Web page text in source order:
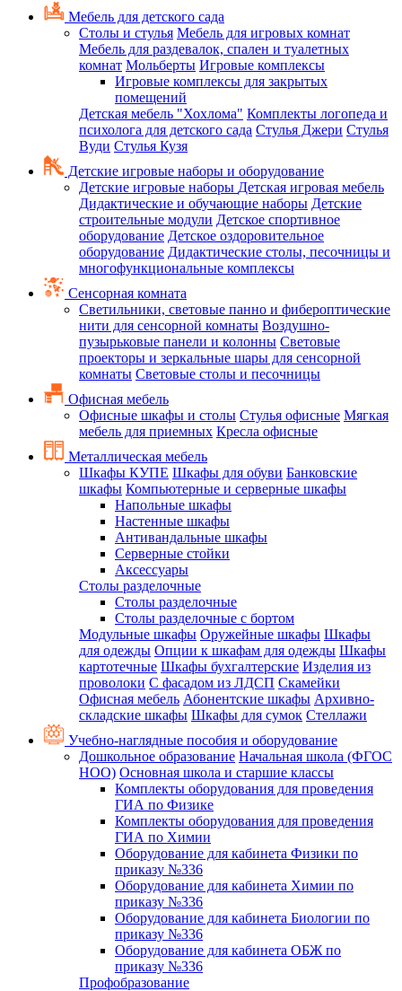
Мебель для детского сада
Столы и стулья Мебель для игровых комнат
Мебель для раздевалок, спален и туалетных
комнат Мольберты Игровые комплексы
Игровые комплексы для закрытых
помещений
Детская мебель "Хохлома" Комплекты логопеда и
психолога для детского сада Стулья Джери Стулья
Вуди Стулья Кузя
Детские игровые наборы и оборудование
Детские игровые наборы Детская игровая мебель
Дидактические и обучающие наборы Детские
строительные модули Детское спортивное
оборудование Детское оздоровительное
оборудование Дидактические столы, песочницы и
многофункциональные комплексы
Сенсорная комната
Светильники, световые панно и фибероптические
нити для сенсорной комнаты Воздушно-
пузырьковые панели и колонны Световые
проекторы и зеркальные шары для сенсорной
комнаты Световые столы и песочницы
Офисная мебель
Офисные шкафы и столы Стулья офисные Мягкая
мебель для приемных Кресла офисные
Металлическая мебель
Шкафы КУПЕ Шкафы для обуви Банковские
шкафы Компьютерные и серверные шкафы
Напольные шкафы
Настенные шкафы
Антивандальные шкафы
Серверные стойки
Аксессуары
Столы разделочные
Столы разделочные
Столы разделочные с бортом
Модульные шкафы Оружейные шкафы Шкафы
для одежды Опции к шкафам для одежды Шкафы
картотечные Шкафы бухгалтерские Изделия из
проволоки С фасадом из ЛДСП Скамейки
Офисная мебель Абонентские шкафы Архивно-
складские шкафы Шкафы для сумок Стеллажи
Учебно-наглядные пособия и оборудование
Дошкольное образование Начальная школа (ФГОС
НОО) Основная школа и старшие классы
Комплекты оборудования для проведения
ГИА по Физике
Комплекты оборудования для проведения
ГИА по Химии
Оборудование для кабинета Физики по
приказу №336
Оборудование для кабинета Химии по
приказу №336
Оборудование для кабинета Биологии по
приказу №336
Оборудование для кабинета ОБЖ по
приказу №336
Профобразование